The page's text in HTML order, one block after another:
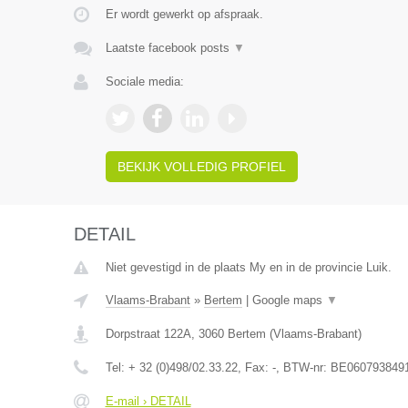
Er wordt gewerkt op afspraak.
Laatste facebook posts ▼
Sociale media:
BEKIJK VOLLEDIG PROFIEL
DETAIL
Niet gevestigd in de plaats My en in de provincie Luik.
Vlaams-Brabant» Bertem Google maps ▼
Dorpstraat 122A, 3060 Bertem (Vlaams-Brabant)
Tel: + 32 (0)498/02.33.22, Fax: -, BTW-nr:
E-mail › DETAIL